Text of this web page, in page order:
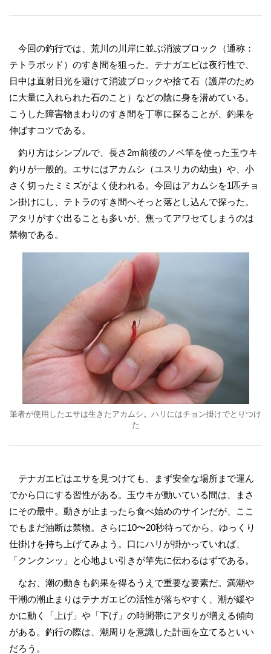
今回の釣行では、荒川の川岸に並ぶ消波ブロック（通称：
テトラポッド）のすき間を狙った。テナガエビは夜行性で、
日中は直射日光を避けて消波ブロックや捨て石（護岸のため
に大量に入れられた石のこと）などの陰に身を潜めている。
こうした障害物まわりのすき間を丁寧に探ることが、釣果を
伸ばすコツである。
釣り方はシンプルで、長さ2m前後のノベ竿を使った玉ウキ
釣りが一般的。エサにはアカムシ（ユスリカの幼虫）や、小
さく切ったミミズがよく使われる。今回はアカムシを1匹チョ
ン掛けにし、テトラのすき間へそっと落とし込んで探った。
アタリがすぐ出ることも多いが、焦ってアワセてしまうのは
禁物である。
筆者が使用したエサは生きたアカムシ。ハリにはチョン掛けでとりつけ
た
テナガエビはエサを見つけても、まず安全な場所まで運ん
でから口にする習性がある。玉ウキが動いている間は、まさ
にその最中。動きが止まったら食べ始めのサインだが、ここ
でもまだ油断は禁物。さらに10〜20秒待ってから、ゆっくり
仕掛けを持ち上げてみよう。口にハリが掛かっていれば、
「クンクンッ」と心地よい引きが竿先に伝わるはずである。
なお、潮の動きも釣果を得るうえで重要な要素だ。満潮や
干潮の潮止まりはテナガエビの活性が落ちやすく、潮が緩や
かに動く「上げ」や「下げ」の時間帯にアタリが増える傾向
がある。釣行の際は、潮周りを意識した計画を立てるといい
だろう。